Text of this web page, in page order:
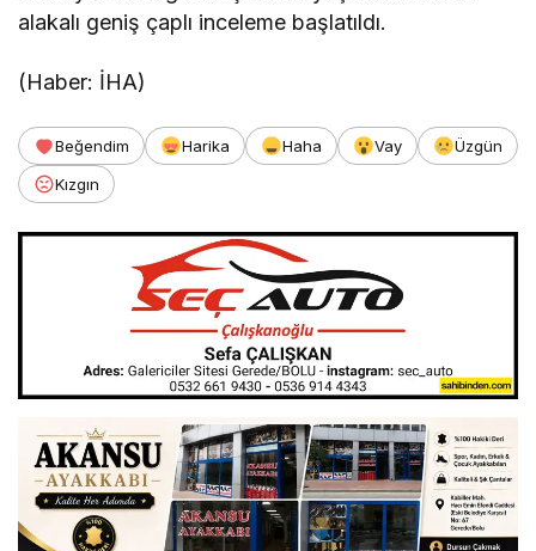
alakalı geniş çaplı inceleme başlatıldı.
(Haber: İHA)
Beğendim Harika Haha Vay
Üzgün
Kızgın